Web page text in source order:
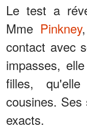
Le test a
Mme Pinkney
contact avec
impasses,
filles,
cousines.
exacts.